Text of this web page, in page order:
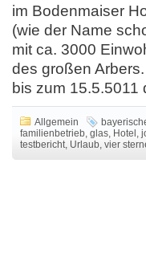
im Bodenmaiser
(wie der Name
mit ca. 3000
des großen
bis zum
Allgemein
familienbetrieb, glas, Hotel ,
testbericht, Urlaub, vier